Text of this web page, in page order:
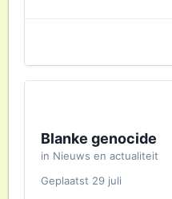
Blanke genocide
in Nieuws en actualiteit
Geplaatst 29 juli